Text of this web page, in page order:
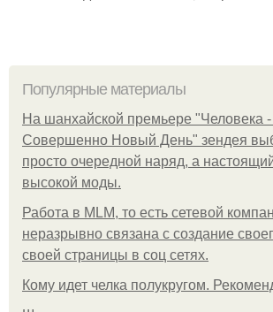
Популярные материалы
На шанхайской премьере "Человека
Совершенно Новый День" зендея
просто очередной наряд, а
высокой моды.
Работа в MLM, то есть сетевой
неразрывно связана с создание
своей страницы в соц сетях.
Кому идет челка полукругом.